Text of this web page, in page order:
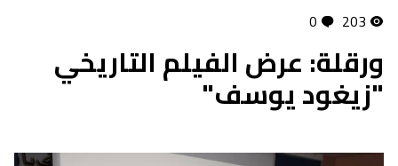
203
0
ورقلة: عرض الفيلم التاريخي
"زيغود يوسف"